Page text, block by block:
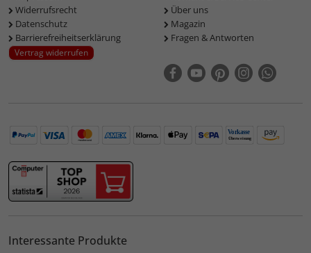
Widerrufsrecht
Datenschutz
Barrierefreiheitserklärung
Vertrag widerrufen
Über uns
Magazin
Fragen & Antworten
Interessante Produkte